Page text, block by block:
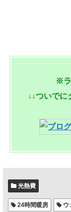
※ラ
↓↓ついで
光熱費
24時間暖房 ウ